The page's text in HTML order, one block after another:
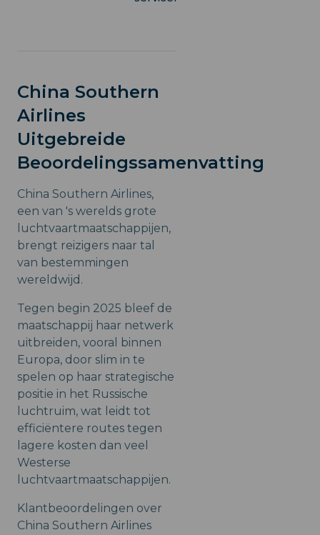
China Southern
Airlines
Uitgebreide
Beoordelingssamenvatting
China Southern Airlines,
een van 's werelds grote
luchtvaartmaatschappijen,
brengt reizigers naar tal
van bestemmingen
wereldwijd.
Tegen begin 2025 bleef de
maatschappij haar netwerk
uitbreiden, vooral binnen
Europa, door slim in te
spelen op haar strategische
positie in het Russische
luchtruim, wat leidt tot
efficiëntere routes tegen
lagere kosten dan veel
Westerse
luchtvaartmaatschappijen.
Klantbeoordelingen over
China Southern Airlines